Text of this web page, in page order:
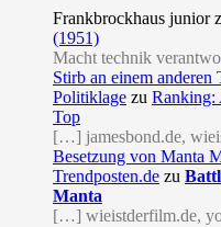
Frankbrockhaus junior
(1951)
Macht technik
Stirb an einem anderen
Politiklage zu Ranking:
Top
[…] jamesbond.de,
Besetzung von Manta
Trendposten.de zu
Manta
[…] wieistderfilm.de,